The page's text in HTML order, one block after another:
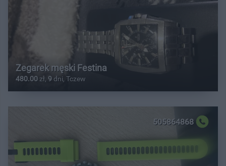
Zegarek męski Festina
480.00 zł, 9 dni, Tczew
505864868